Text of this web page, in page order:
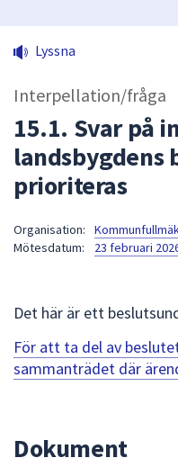
Lyssna
Interpellation/fråga
15.1. Svar på
landsbygdens
prioriteras
Organisation:
Mötesdatum:
23 februari
Det här är ett
För att ta del av
sammanträdet där
Dokument